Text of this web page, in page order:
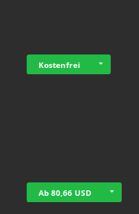
Kostenfrei
Ab 80,66 USD